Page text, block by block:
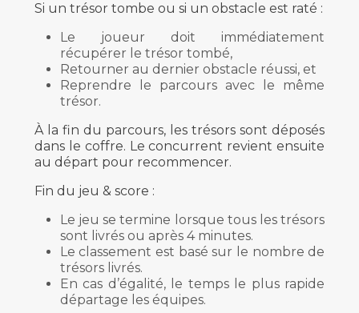
Si un trésor tombe ou si un obstacle est raté :
Le joueur doit immédiatement
récupérer le trésor tombé,
Retourner au dernier obstacle réussi, et
Reprendre le parcours avec le même
trésor.
À la fin du parcours, les trésors sont déposés
dans le coffre. Le concurrent revient ensuite
au départ pour recommencer.
Fin du jeu & score :
Le jeu se termine lorsque tous les trésors
sont livrés ou après 4 minutes.
Le classement est basé sur le nombre de
trésors livrés.
En cas d’égalité, le temps le plus rapide
départage les équipes.